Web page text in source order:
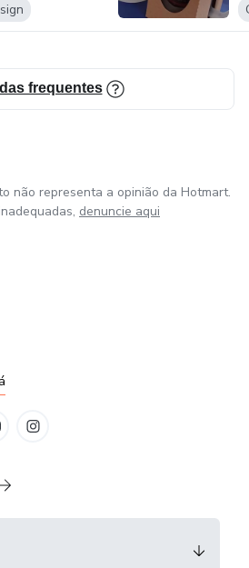
frequentes
não representa a opinião da Hotmart.
denuncie aqui